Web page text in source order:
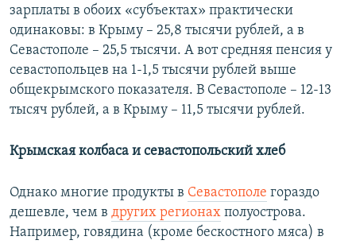
зарплаты в обоих «субъектах» практически
одинаковы: в Крыму – 25,8 тысячи рублей, а в
Севастополе – 25,5 тысячи. А вот средняя пенсия у
севастопольцев на 1-1,5 тысячи рублей выше
общекрымского показателя. В Севастополе – 12-13
тысяч рублей, а в Крыму – 11,5 тысячи рублей.
Крымская колбаса и севастопольский хлеб
Однако многие продукты в Севастополе гораздо
дешевле, чем в других регионах полуострова.
Например, говядина (кроме бескостного мяса) в